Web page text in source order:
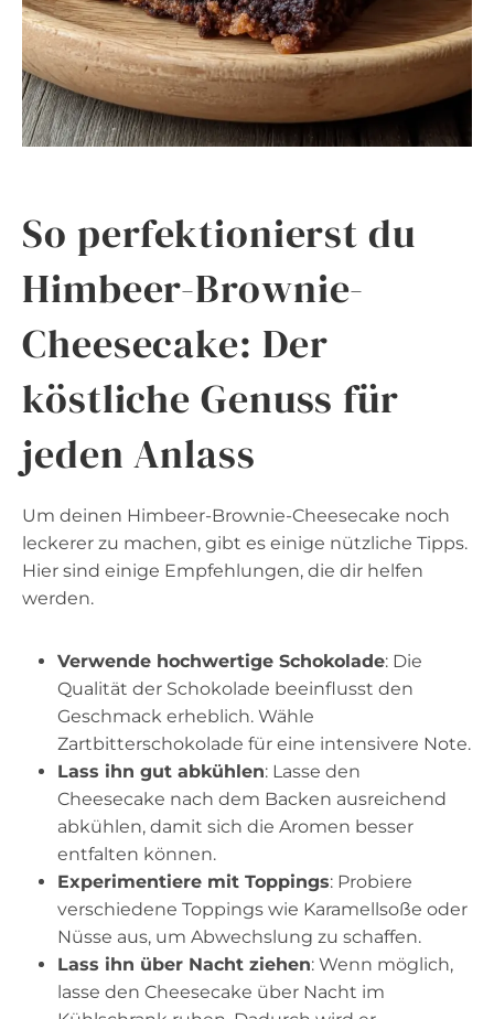
So perfektionierst du
Himbeer-Brownie-
Cheesecake: Der
köstliche Genuss für
jeden Anlass
Um deinen Himbeer-Brownie-Cheesecake noch
leckerer zu machen, gibt es einige nützliche Tipps.
Hier sind einige Empfehlungen, die dir helfen
werden.
Verwende hochwertige Schokolade: Die
Qualität der Schokolade beeinflusst den
Geschmack erheblich. Wähle
Zartbitterschokolade für eine intensivere Note.
Lass ihn gut abkühlen: Lasse den
Cheesecake nach dem Backen ausreichend
abkühlen, damit sich die Aromen besser
entfalten können.
Experimentiere mit Toppings: Probiere
verschiedene Toppings wie Karamellsoße oder
Nüsse aus, um Abwechslung zu schaffen.
Lass ihn über Nacht ziehen: Wenn möglich,
lasse den Cheesecake über Nacht im